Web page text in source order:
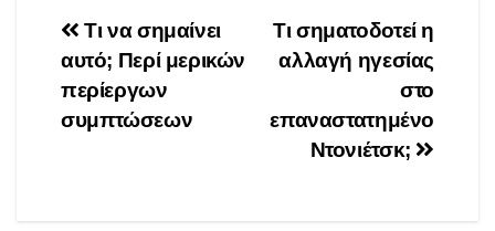
Πλοήγηση
άρθρων
Τι σηματοδοτεί η
αλλαγή ηγεσίας
στο
επαναστατημένο
Ντονιέτσκ;
Τι να σημαίνει
αυτό; Περί μερικών
περίεργων
συμπτώσεων